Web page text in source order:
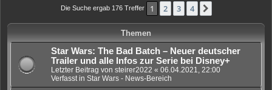
Die Suche ergab 176 Treffer 1 2 3 4
Themen
Star Wars: The Bad Batch – Neuer deutscher
Trailer und alle Infos zur Serie bei Disney+
Letzter Beitrag von steirer2022 « 06.04.2021, 22:00
Verfasst in Star Wars - News-Bereich